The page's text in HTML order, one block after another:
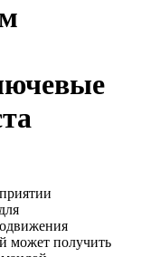
может получить